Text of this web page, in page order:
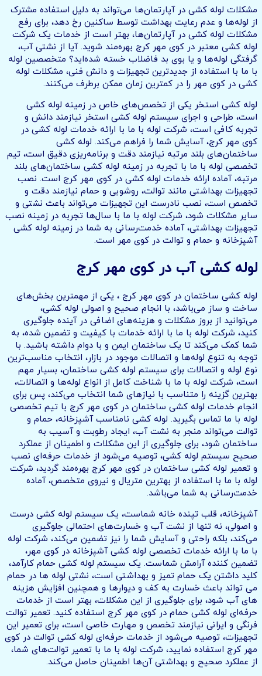
مشکلات لوله کشی در آپارتمان‌ها می‌تواند به دلیل استفاده مشترک
از لوله‌ها و عدم رعایت بهداشت توسط ساکنین رخ دهد، برای رفع
مشکلات لوله کشی در آپارتمان‌ها، بهتر است از خدمات یک شرکت
لوله کشی معتبر در کوی مهر کرج بهره‌مند شوید. آیا از نشتی آب،
گرفتگی لوله‌ها و یا بوی بد فاضلاب خسته شده‌اید؟ متخصصین لوله
با ما با استفاده از جدیدترین تجهیزات و دانش فنی، مشکلات لوله
کشی در کوی مهر را در کمترین زمان ممکن برطرف می‌کنند.
لوله کشی استخر یکی از تخصص‌های خاص در زمینه لوله کشی
است، طراحی و اجرای سیستم لوله کشی استخر نیازمند دانش و
تجربه کافی است، شرکت لوله با ما با ارائه خدمات لوله کشی در
کوی مهر کرج، آسایش شما را فراهم می‌کند. لوله کشی
ساختمان‌های بلند مرتبه نیازمند دقت و برنامه‌ریزی دقیق است، تیم
تخصصی لوله با ما با تجربه در زمینه لوله کشی ساختمان‌های بلند
مرتبه، آماده ارائه خدمات لوله کشی در کوی مهر کرج است. نصب
تجهیزات بهداشتی مانند توالت، روشویی و حمام نیازمند دقت و
تخصص است، نصب نادرست این تجهیزات می‌تواند باعث نشتی و
سایر مشکلات شود، شرکت لوله با ما با سال‌ها تجربه در زمینه نصب
تجهیزات بهداشتی، آماده خدمت‌رسانی به شما در زمینه لوله کشی
آشپزخانه و حمام و توالت در کوی مهر است.
لوله کشی آب در کوی مهر کرج
لوله کشی ساختمان در کوی مهر کرج ، یکی از مهمترین بخش‌های
ساخت و ساز می‌باشد، با انجام صحیح و اصولی لوله کشی،
می‌توانید از بروز مشکلات و هزینه‌های اضافی در آینده جلوگیری
کنید، شرکت لوله با ما با ارائه خدمات با کیفیت و تضمین شده، به
شما کمک می‌کند تا یک ساختمان ایمن و با دوام داشته باشید. با
توجه به تنوع لوله‌ها و اتصالات موجود در بازار، انتخاب مناسب‌ترین
نوع لوله و اتصالات برای سیستم لوله کشی ساختمان، بسیار مهم
است، شرکت لوله با ما با شناخت کامل از انواع لوله‌ها و اتصالات،
بهترین گزینه را متناسب با نیازهای شما انتخاب می‌کند، پس برای
انجام خدمات لوله کشی ساختمان در کوی مهر کرج با تیم تخصصی
لوله با ما تماس بگیرید. لوله کشی نامناسب آشپزخانه، حمام و
توالت می‌تواند منجر به نشت آب، ایجاد رطوبت و آسیب به
ساختمان شود، برای جلوگیری از این مشکلات و اطمینان از عملکرد
صحیح سیستم لوله کشی، توصیه می‌شود از خدمات حرفه‌ای نصب
و تعمیر لوله کشی ساختمان در کوی مهر کرج بهره‌مند گردید، شرکت
لوله با ما با استفاده از بهترین متریال و نیروی متخصص، آماده
خدمت‌رسانی به شما می‌باشد.
آشپزخانه، قلب تپنده خانه شماست، یک سیستم لوله کشی درست
و اصولی، نه تنها از نشت آب و خسارت‌های احتمالی جلوگیری
می‌کند، بلکه راحتی و آسایش شما را نیز تضمین می‌کند، شرکت لوله
با ما با ارائه خدمات تخصصی لوله کشی آشپزخانه در کوی مهر،
تضمین کننده آرامش شماست. یک سیستم لوله کشی حمام کارآمد،
کلید داشتن یک حمام تمیز و بهداشتی است، نشتی لوله ها در حمام
می تواند باعث خسارت به کف و دیوارها و همچنین افزایش هزینه
های آب شود، برای جلوگیری از این مشکلات، بهتر است از خدمات
حرفه‌ای لوله کشی حمام در کوی مهر کرج استفاده کنید. تعمیر توالت
فرنگی و ایرانی نیازمند تخصص و مهارت خاصی است، برای تعمیر این
تجهیزات، توصیه می‌شود از خدمات حرفه‌ای لوله کشی توالت در کوی
مهر کرج استفاده نمایید، شرکت لوله با ما با تعمیر توالت‌های شما،
از عملکرد صحیح و بهداشتی آن‌ها اطمینان حاصل می‌کند.